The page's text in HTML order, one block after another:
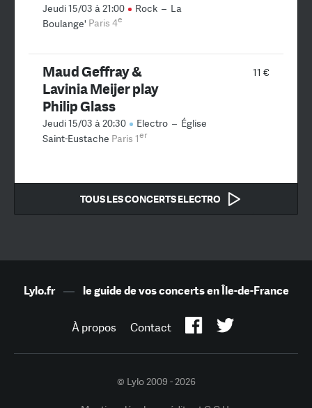
Jeudi 15/03 à 21:00 Rock – La
Boulange' Paris 4e
11 €
Maud Geffray &
Lavinia Meijer play
Philip Glass
Jeudi 15/03 à 20:30 Electro – Église
Saint-Eustache Paris 1er
TOUS LES CONCERTS ELECTRO
Lylo.fr— le guide de vos concerts en Île-de-France
À propos Contact
© Lylo 2009 - 2026